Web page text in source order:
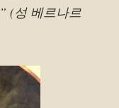
” (성 베르나르